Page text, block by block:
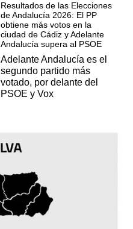
Resultados de las Elecciones
de Andalucía 2026: El PP
obtiene más votos en la
ciudad de Cádiz y Adelante
Andalucía supera al PSOE
Adelante Andalucía es el
segundo partido más
votado, por delante del
PSOE y Vox